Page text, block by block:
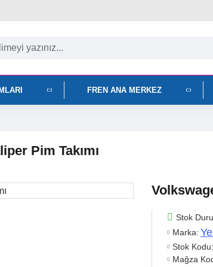
FREN ANA MERKEZ
Pim Takımı
Stok
Marka:
Stok Kodu:
Mağza